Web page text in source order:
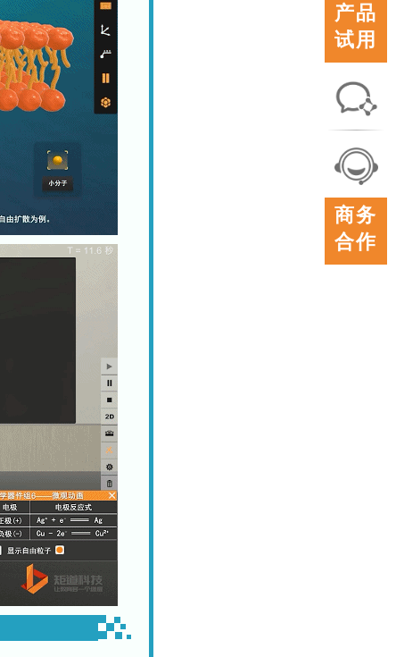
产品
试用
联系
我们
在线
客服
商务
合作